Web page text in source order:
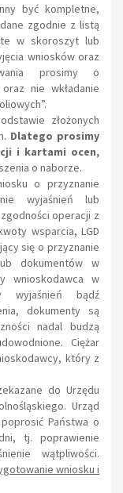
być kompletne,
zgodnie z listą
w skoroszyt lub
wniosków oraz
prosimy o
nie wkładanie
złożonych
Dlatego prosimy
i kartami ocen,
o naborze.
o przyznanie
wyjaśnień lub
operacji z
wsparcia, LGD
się o przyznanie
dokumentów w
wnioskodawca w
wyjaśnień bądź
dokumenty są
nadal budzą
Ciężar
który z
do Urzędu
Urząd
Państwa o
tj. poprawienie
wątpliwości.
wniosku i